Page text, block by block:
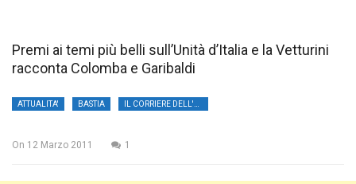
Premi ai temi più belli sull’Unità d’Italia e la Vetturini
racconta Colomba e Garibaldi
ATTUALITA' BASTIA
On 12 Marzo 2011 1